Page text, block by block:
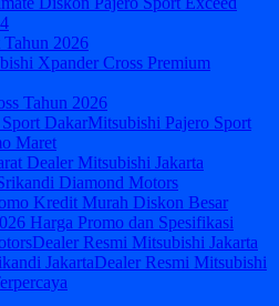
2026
Tahun 2026
Mitsubishi Pajero Sport
Maret
Diamond Motors
Harga Promo dan Spesifikasi
Dealer Resmi Mitsubishi Jakarta
Dealer Resmi Mitsubishi